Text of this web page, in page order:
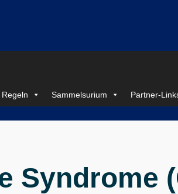
Regeln Sammelsurium Partner-
Syndrome